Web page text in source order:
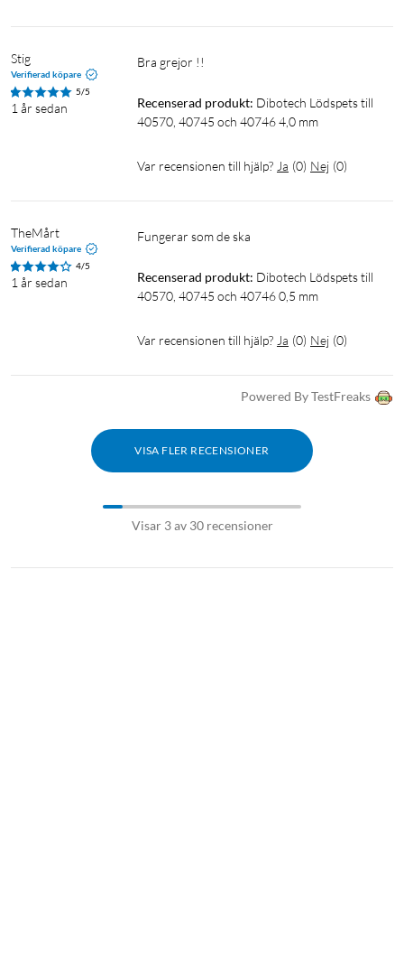
Stig
Verifierad köpare
5/5
1 år sedan
Bra grejor !!
Recenserad produkt: Dibotech Lödspets till
40570, 40745 och 40746 4,0 mm
Var recensionen till hjälp? Ja (0) Nej (0)
TheMårt
Verifierad köpare
4/5
1 år sedan
Fungerar som de ska
Recenserad produkt: Dibotech Lödspets till
40570, 40745 och 40746 0,5 mm
Var recensionen till hjälp? Ja (0) Nej (0)
Powered By TestFreaks
VISA FLER RECENSIONER
Visar 3 av 30 recensioner